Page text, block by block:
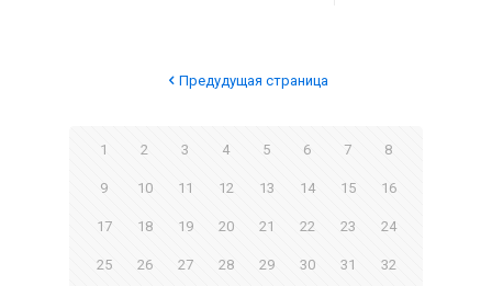
Предудущая страница
1 2 3 4 5 6 7 8
9 10 11 12 13 14 15 16
17 18 19 20 21 22 23 24
25 26 27 28 29 30 31 32